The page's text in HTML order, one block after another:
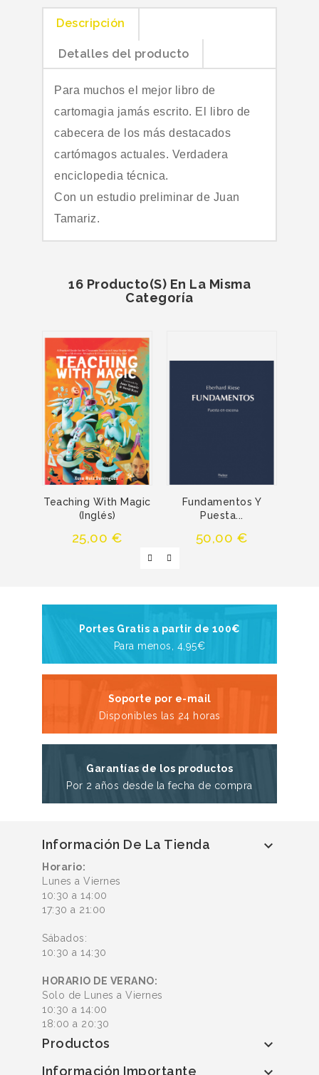
Descripción
Detalles del producto
Para muchos el mejor libro de
cartomagia jamás escrito. El libro de
cabecera de los más destacados
cartómagos actuales. Verdadera
enciclopedia técnica.
Con un estudio preliminar de Juan
Tamariz.
16 Producto(s) En La Misma
Categoría
Teaching With Magic
(Inglés)
Precio
25,00 €
Fundamentos Y
Puesta...
Precio
50,00 €
Portes Gratis a partir de 100€
Para menos, 4,95€
Soporte por e-mail
Disponibles las 24 horas
Garantías de los productos
Por 2 años desde la fecha de compra
Información De La Tienda 
Horario:
Lunes a Viernes
10:30 a 14:00
17:30 a 21:00
Sábados:
10:30 a 14:30
HORARIO DE VERANO:
Solo de Lunes a Viernes
10:30 a 14:00
18:00 a 20:30
Productos 
Información Importante